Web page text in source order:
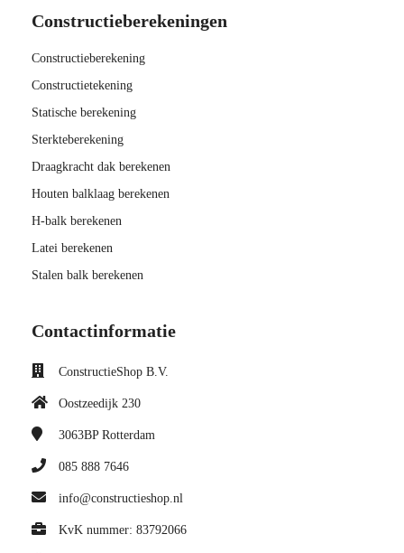
Constructieberekeningen
Constructieberekening
Constructietekening
Statische berekening
Sterkteberekening
Draagkracht dak berekenen
Houten balklaag berekenen
H-balk berekenen
Latei berekenen
Stalen balk berekenen
Contactinformatie
ConstructieShop B.V.
Oostzeedijk 230
3063BP Rotterdam
085 888 7646
info@constructieshop.nl
KvK nummer: 83792066